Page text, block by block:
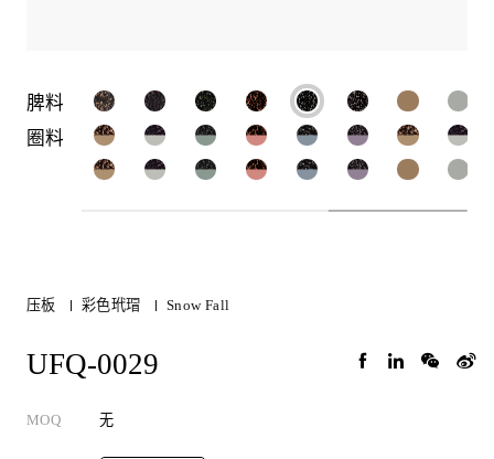
脾料
圈料
压板 彩色玳瑁 Snow Fall
UFQ-0029
MOQ 无